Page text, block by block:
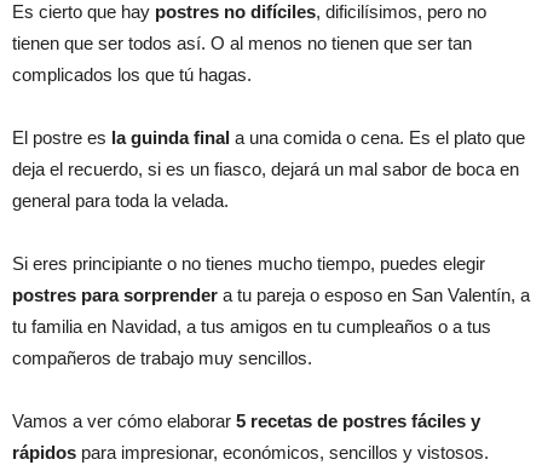
Es cierto que hay postres no difíciles, dificilísimos, pero no
tienen que ser todos así. O al menos no tienen que ser tan
complicados los que tú hagas.
El postre es la guinda final a una comida o cena. Es el plato que
deja el recuerdo, si es un fiasco, dejará un mal sabor de boca en
general para toda la velada.
Si eres principiante o no tienes mucho tiempo, puedes elegir
postres para sorprender a tu pareja o esposo en San Valentín, a
tu familia en Navidad, a tus amigos en tu cumpleaños o a tus
compañeros de trabajo muy sencillos.
Vamos a ver cómo elaborar 5 recetas de postres fáciles y
rápidos para impresionar, económicos, sencillos y vistosos.